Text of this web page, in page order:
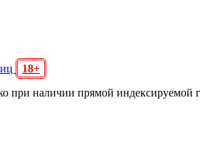
18+
при наличии прямой индексируемой